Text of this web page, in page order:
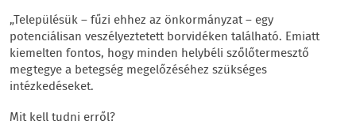
„Településük – fűzi ehhez az önkormányzat – egy
potenciálisan veszélyeztetett borvidéken található. Emiatt
kiemelten fontos, hogy minden helybéli szőlőtermesztő
megtegye a betegség megelőzéséhez szükséges
intézkedéseket.
Mit kell tudni erről?